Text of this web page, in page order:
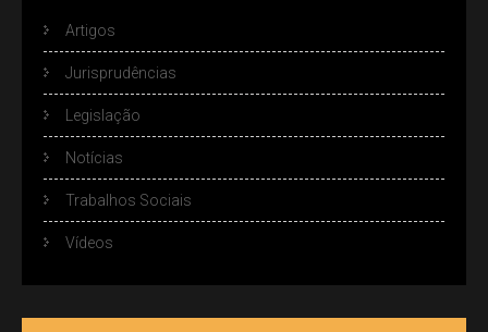
Artigos
Jurisprudências
Legislação
Notícias
Trabalhos Sociais
Vídeos